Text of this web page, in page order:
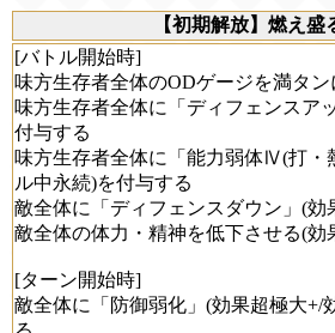
【初期解放】燃え盛
[バトル開始時]
味方生存者全体のODゲージを満タン
味方生存者全体に「ディフェンスア
付与する
味方生存者全体に「能力弱体Ⅳ(打・
ル中永続)を付与する
敵全体に「ディフェンスダウン」(効
敵全体の体力・精神を低下させる(効
[ターン開始時]
敵全体に「防御弱化」(効果超極大+/